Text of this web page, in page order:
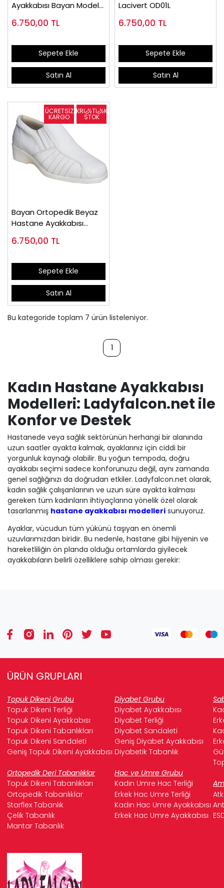
Ayakkabısı Bayan Model
6.750,00 TL
Sepete Ekle
Satın Al
Lacivert OD01L
6.750,00 TL
Sepete Ekle
Satın Al
Bayan Ortopedik Beyaz
Hastane Ayakkabısı
6.750,00 TL
Sepete Ekle
Satın Al
Bu kategoride toplam 7 ürün listeleniyor.
1
Kadın Hastane Ayakkabısı
Modelleri: Ladyfalcon.net ile
Konfor ve Destek
Hastanede veya sağlık sektörünün herhangi bir alanında
uzun saatler ayakta kalmak, ayaklarınız için ciddi bir
yorgunluk kaynağı olabilir. Bu yoğun tempoda, doğru
ayakkabı seçimi sadece konforunuzu değil, aynı zamanda
genel sağlığınızı da doğrudan etkiler. Ladyfalcon.net olarak,
kadın sağlık çalışanlarının ve uzun süre ayakta kalması
gereken tüm kadınların ihtiyaçlarına yönelik özel olarak
tasarlanmış hastane ayakkabısı modelleri sunuyoruz.
Ayaklar, vücudun tüm yükünü taşıyan en önemli
uzuvlarımızdan biridir. Bu nedenle, hastane gibi hijyenin ve
hareketliliğin ön planda olduğu ortamlarda giyilecek
ayakkabıların belirli özelliklere sahip olması gerekir:
rahatlık sağlar.
üretilmiş olmaları önemlidir.
koku oluşumunu önleyen
nefes alabilen tasarımlar
veya
malzemeler (örneğin hakiki deri) hijyen açısından kritik
öneme sahiptir.
*Kaymaz Taban:Hastane ortamlarında sıkça karşılaşılan
ıslak veya kaygan zeminlerde güvenli adımlar atılmasını
olmazdır.
*Kolay Giyilebilirlik: Yoğun tempoda pratiklik sunan,
hızlıca giyilip çıkarılabilen
cırt cırtlı veya önü açık terlik
tarzı modeller tercih edilebilir.
dezenfeksiyona uygun,
temizlenebilenmalzemeler, ayakkabıların ömrünü uzatır
ve hijyen standartlarını korur.
ÜRÜN GRUPLARI
Topuk Dikeni Grubu Diyabet Grubu
Topuk Dikeni Terliği
Diyabet Ayakkabısı
Topuk Dikeni Ayakkabısı
Diyabet Terliği
Topuk Dikeni Tabanlıkları
Diyabet Sandaleti
Topuk Dikeni Sandaleti
Geniş Diyabet Ayakkabısı
Geniş Topuk Dikeni Ayakkabısı Diyabetik Tabanlık
Ortopedik Deri Tabanlıklar
Hac ve Umre Grubu
Topuk Dikeni Tabanlıkları
Kadın Umre Hac Terliği
Ortopedik Tabanlıklar
Erkek Hac Umre Terliği
Starflex Tabanlık
Kadın Hac Umre Ayakkabısı
Çelik Tabanlık
Erkek Hac Umre Ayakkabısı
Mantar Tabanlık